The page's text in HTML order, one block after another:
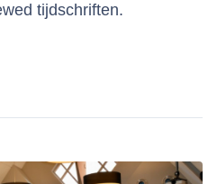
tijdschriften.
publicaties voor de